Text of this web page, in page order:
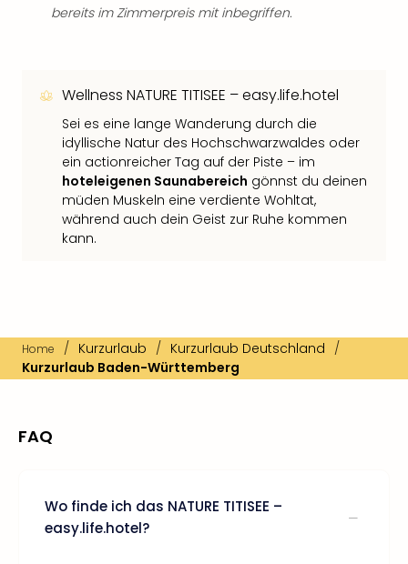
bereits im Zimmerpreis mit inbegriffen.
Wellness NATURE TITISEE – easy.life.hotel
Sei es eine lange Wanderung durch die
idyllische Natur des Hochschwarzwaldes oder
ein actionreicher Tag auf der Piste – im
hoteleigenen Saunabereich gönnst du deinen
müden Muskeln eine verdiente Wohltat,
während auch dein Geist zur Ruhe kommen
kann.
Home / Kurzurlaub / Kurzurlaub Deutschland /
Kurzurlaub Baden-Württemberg
FAQ
Wo finde ich das NATURE TITISEE –
easy.life.hotel?